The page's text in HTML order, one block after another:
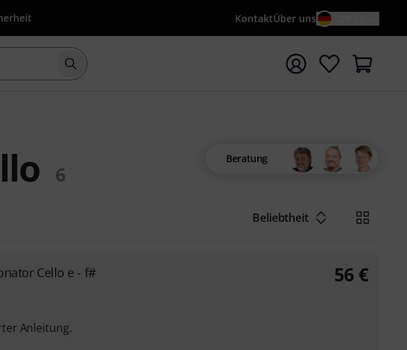
KontaktÜber uns
Suche mit Suchwort {searchTerm} starten
6
Beratung
Beliebtheit
Cello e - f#
Anleitung.
56 €